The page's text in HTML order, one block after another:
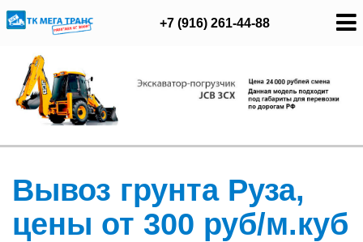
+7 (916) 261-44-88
Вывоз грунта Руза,
цены от 300 руб/м.куб